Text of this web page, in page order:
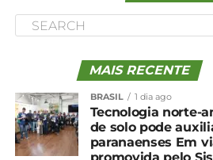
MAIS RECENTE
BRASIL 1 dia ago
Tecnologia norte-
de solo pode
paranaenses Em